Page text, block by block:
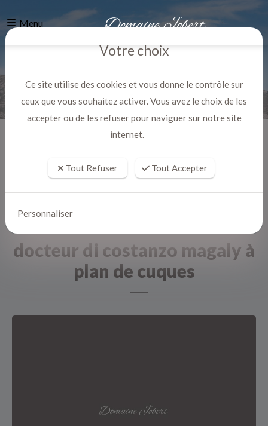
Menu
docteur di costanzo magaly à
plan de cuques
Votre choix
Ce site utilise des cookies et vous donne le contrôle sur
ceux que vous souhaitez activer. Vous avez le choix de les
accepter ou de les refuser pour naviguer sur notre site
internet.
Tout Refuser Tout Accepter
Personnaliser